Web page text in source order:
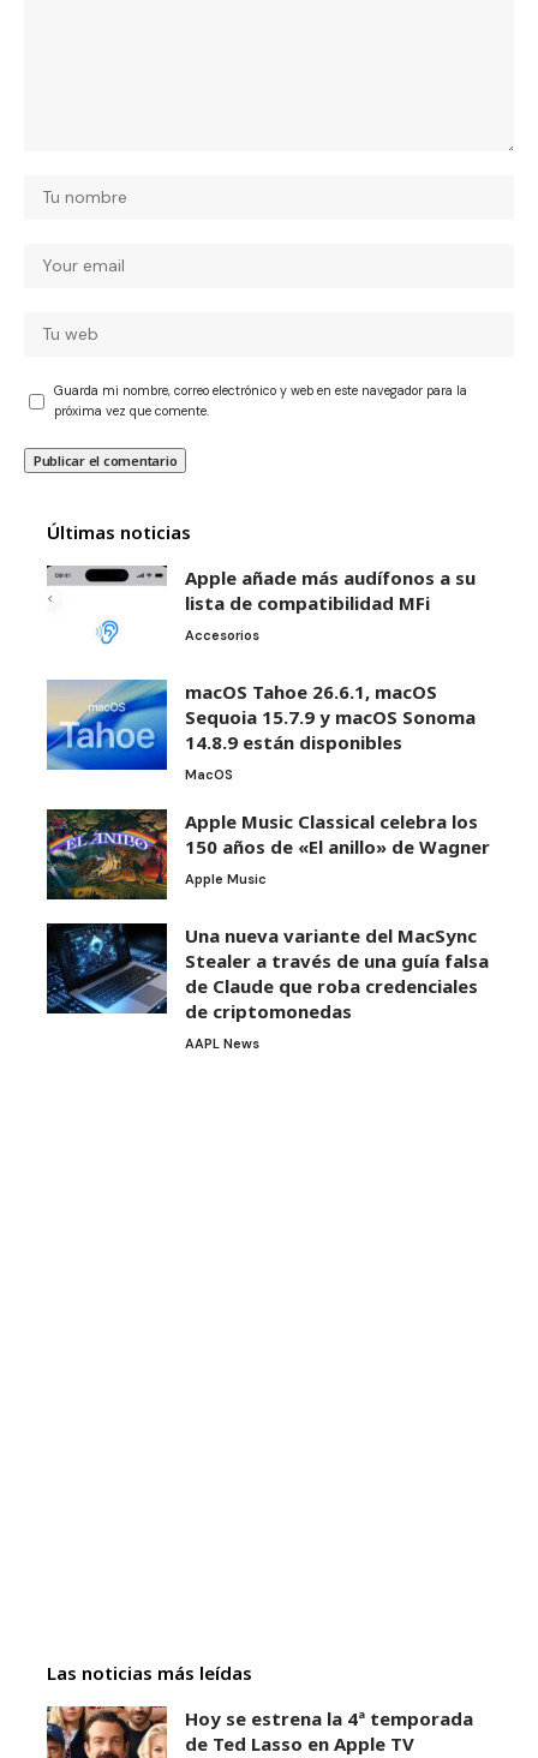
Guarda mi nombre, correo electrónico y web en este navegador para la
próxima vez que comente.
Últimas noticias
Apple añade más audífonos a su
lista de compatibilidad MFi
Accesorios
macOS Tahoe 26.6.1, macOS
Sequoia 15.7.9 y macOS Sonoma
14.8.9 están disponibles
MacOS
Apple Music Classical celebra los
150 años de «El anillo» de Wagner
Apple Music
Una nueva variante del MacSync
Stealer a través de una guía falsa
de Claude que roba credenciales
de criptomonedas
AAPL News
Las noticias más leídas
Hoy se estrena la 4ª temporada
de Ted Lasso en Apple TV